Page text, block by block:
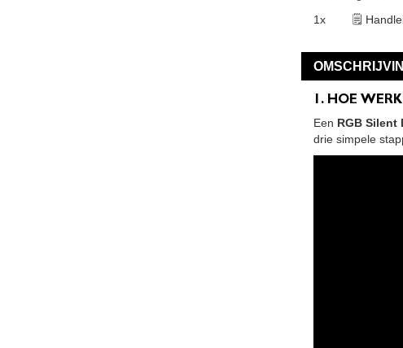
1x
🗒
1. HOE
Een RGB Silent
drie simpele